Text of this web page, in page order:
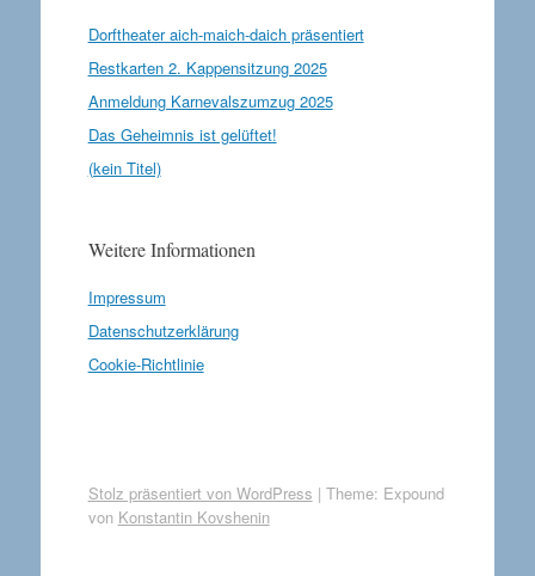
Dorftheater aich-maich-daich präsentiert
Restkarten 2. Kappensitzung 2025
Anmeldung Karnevalszumzug 2025
Das Geheimnis ist gelüftet!
(kein Titel)
Weitere Informationen
Impressum
Datenschutzerklärung
Cookie-Richtlinie
Stolz präsentiert von WordPress | Theme: Expound
von Konstantin Kovshenin